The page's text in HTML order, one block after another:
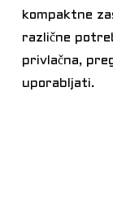
kompaktne
različne
privlačna,
uporabljati.